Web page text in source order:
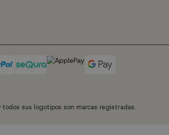
sus logotipos son marcas registradas.